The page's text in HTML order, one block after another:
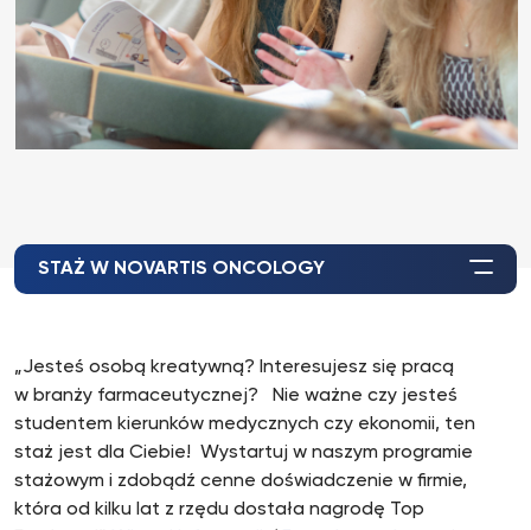
STAŻ W NOVARTIS ONCOLOGY
„Jesteś osobą kreatywną? Interesujesz się pracą
w branży farmaceutycznej? Nie ważne czy jesteś
studentem kierunków medycznych czy ekonomii, ten
staż jest dla Ciebie! Wystartuj w naszym programie
stażowym i zdobądź cenne doświadczenie w firmie,
która od kilku lat z rzędu dostała nagrodę Top